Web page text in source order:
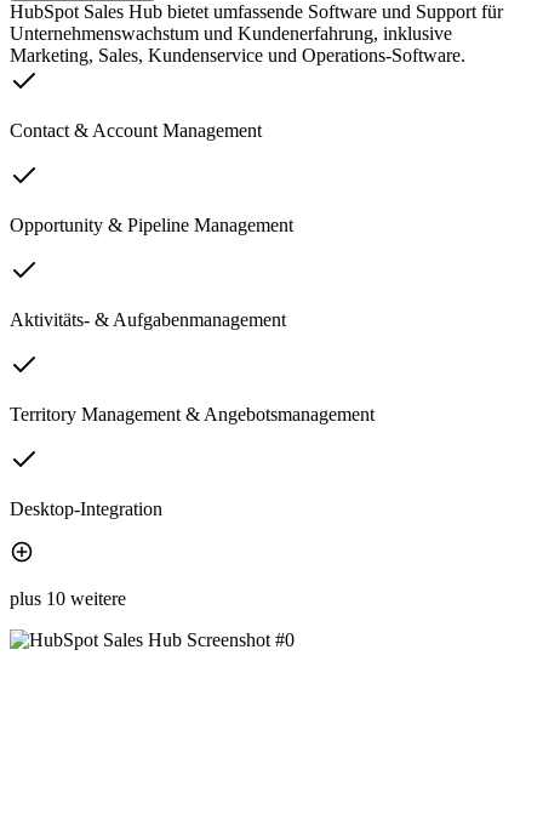
HubSpot Sales Hub bietet umfassende Software und Support für
Unternehmenswachstum und Kundenerfahrung, inklusive
Marketing, Sales, Kundenservice und Operations-Software.
Contact & Account Management
Opportunity & Pipeline Management
Aktivitäts- & Aufgabenmanagement
Territory Management & Angebotsmanagement
Desktop-Integration
plus 10 weitere